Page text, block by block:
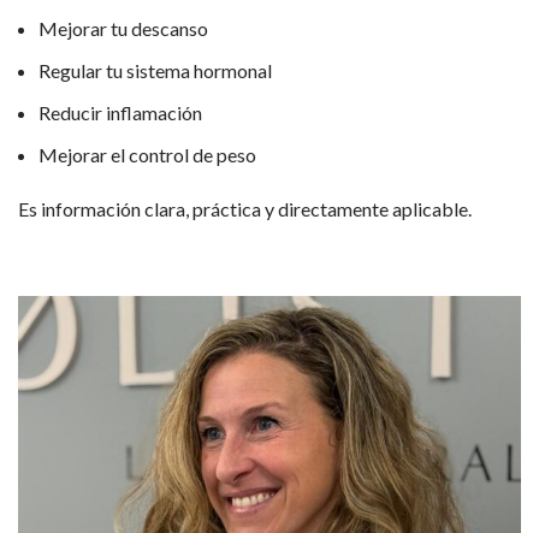
Mejorar tu descanso
Regular tu sistema hormonal
Reducir inflamación
Mejorar el control de peso
Es información clara, práctica y directamente aplicable.